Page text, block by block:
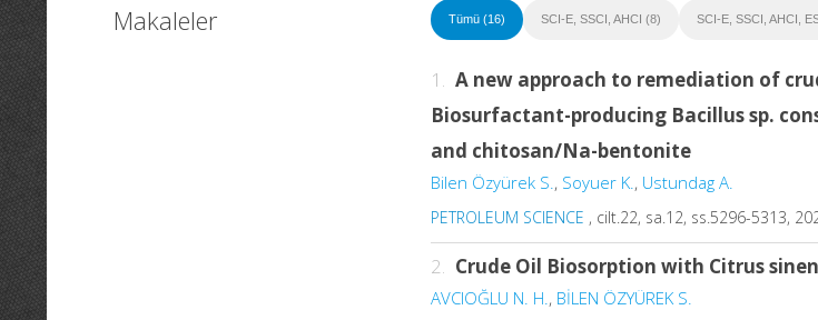
Makaleler Tümü (16) SCI-E, SSCI, AHCI (8) SCI-E, SSCI, AHCI,
1. A new approach to remediation of
Biosurfactant-producing Bacillus sp.
and chitosan/Na-bentonite
Bilen Özyürek S., Soyuer K., Ustundag A.
PETROLEUM SCIENCE , cilt.22, sa.12, ss.5296-5313,
2. Crude Oil Biosorption with Citrus
AVCIOĞLU N. H., BİLEN ÖZYÜREK S.